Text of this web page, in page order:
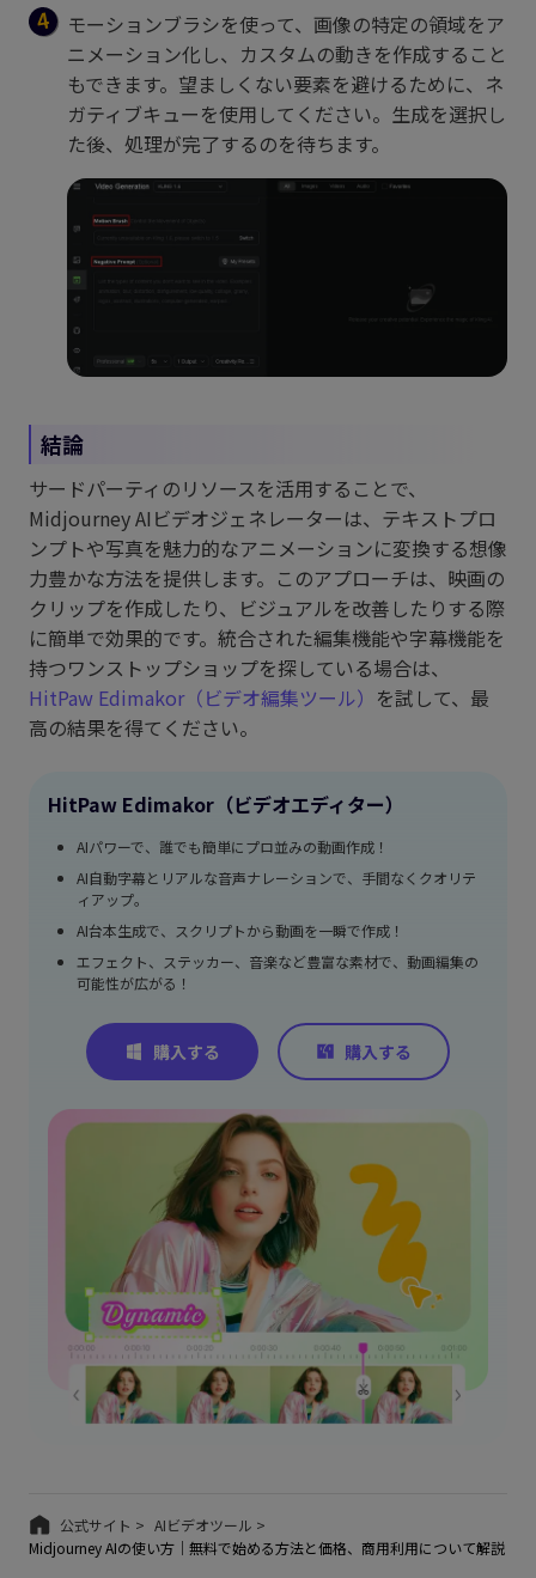
モーションブラシを使って、画像の特定の領域をア
ニメーション化し、カスタムの動きを作成すること
もできます。望ましくない要素を避けるために、ネ
ガティブキューを使用してください。生成を選択し
た後、処理が完了するのを待ちます。
結論
サードパーティのリソースを活用することで、
Midjourney AIビデオジェネレーターは、テキストプロ
ンプトや写真を魅力的なアニメーションに変換する想像
力豊かな方法を提供します。このアプローチは、映画の
クリップを作成したり、ビジュアルを改善したりする際
に簡単で効果的です。統合された編集機能や字幕機能を
持つワンストップショップを探している場合は、
HitPaw Edimakor（ビデオ編集ツール） を試して、最
高の結果を得てください。
HitPaw Edimakor（ビデオエディター）
AIパワーで、誰でも簡単にプロ並みの動画作成！
AI自動字幕とリアルな音声ナレーションで、手間なくクオリテ
ィアップ。
AI台本生成で、スクリプトから動画を一瞬で作成！
エフェクト、ステッカー、音楽など豊富な素材で、動画編集の
可能性が広がる！
公式サイト > AIビデオツール >
Midjourney AIの使い方｜無料で始める方法と価格、商用利用について解説